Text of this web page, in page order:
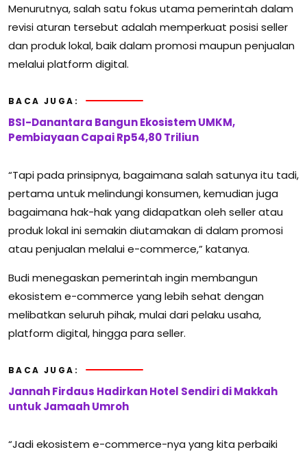
Menurutnya, salah satu fokus utama pemerintah dalam
revisi aturan tersebut adalah memperkuat posisi seller
dan produk lokal, baik dalam promosi maupun penjualan
melalui platform digital.
BACA JUGA:
BSI-Danantara Bangun Ekosistem UMKM,
Pembiayaan Capai Rp54,80 Triliun
“Tapi pada prinsipnya, bagaimana salah satunya itu tadi,
pertama untuk melindungi konsumen, kemudian juga
bagaimana hak-hak yang didapatkan oleh seller atau
produk lokal ini semakin diutamakan di dalam promosi
atau penjualan melalui e-commerce,” katanya.
Budi menegaskan pemerintah ingin membangun
ekosistem e-commerce yang lebih sehat dengan
melibatkan seluruh pihak, mulai dari pelaku usaha,
platform digital, hingga para seller.
BACA JUGA:
Jannah Firdaus Hadirkan Hotel Sendiri di Makkah
untuk Jamaah Umroh
“Jadi ekosistem e-commerce-nya yang kita perbaiki